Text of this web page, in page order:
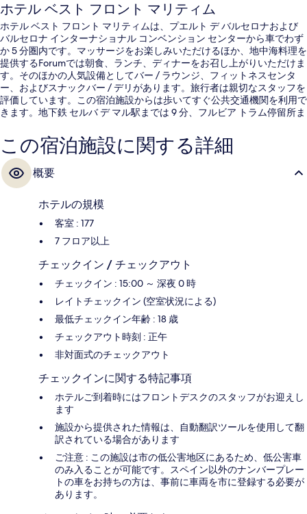
ホテル ベスト フロント マリティム
ホテル ベスト フロント マリティムは、プエルト デ バルセロナおよび
バルセロナ インターナショナル コンベンション センターから車でわず
か 5 分圏内です。マッサージをお楽しみいただけるほか、地中海料理を
提供するForumでは朝食、ランチ、ディナーをお召し上がりいただけま
す。そのほかの人気設備としてバー / ラウンジ、フィットネスセンタ
ー、およびスナックバー / デリがあります。旅行者は親切なスタッフを
評価しています。この宿泊施設からは歩いてすぐ公共交通機関を利用で
きます。地下鉄 セルバ デ マル駅までは 9 分、フルビア トラム停留所ま
この宿泊施設に関する詳細
概要
ホテルの規模
客室 : 177
7 フロア以上
チェックイン / チェックアウト
チェックイン : 15:00 ～ 深夜 0 時
レイトチェックイン (空室状況による)
最低チェックイン年齢 : 18 歳
チェックアウト時刻 : 正午
非対面式のチェックアウト
チェックインに関する特記事項
ホテルご到着時にはフロントデスクのスタッフがお迎えし
ます
施設から提供された情報は、自動翻訳ツールを使用して翻
訳されている場合があります
ご注意 : この施設は市の低公害地区にあるため、低公害車
のみ入ることが可能です。スペイン以外のナンバープレー
トの車をお持ちの方は、事前に車両を市に登録する必要が
あります。